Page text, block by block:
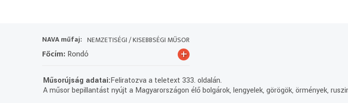
NAVA műfaj: NEMZETISÉGI / KISEBBSÉGI MŰSOR
Főcím:Rondó +
Műsorújság adatai:Feliratozva a teletext 333. oldalán.
A műsor bepillantást nyújt a Magyarországon élő bolgárok, lengyelek, görögök, örmények,